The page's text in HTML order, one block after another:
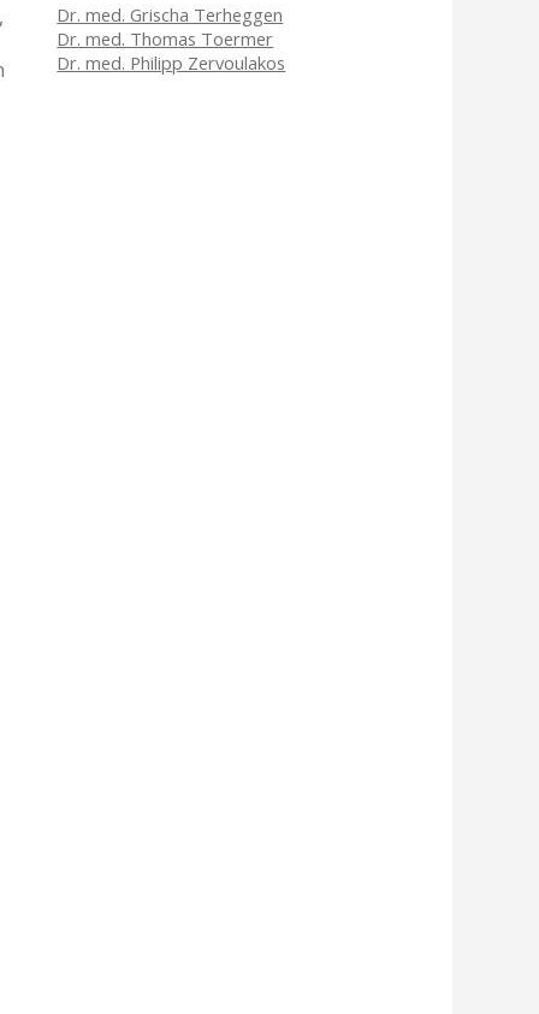
Dr. med. Grischa Terheggen
Dr. med. Thomas Toermer
Dr. med. Philipp Zervoulakos